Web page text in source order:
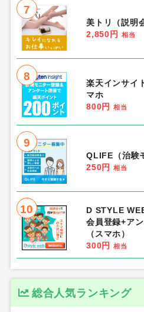
7
美トリ（説明
2,850円
相当
8
楽天インサイ
マホ
800円
相当
9
QLIFE（治験
250円
相当
10
D STYLE
会員登録+ア
（スマホ）
300円
相当
総合人気ランキング